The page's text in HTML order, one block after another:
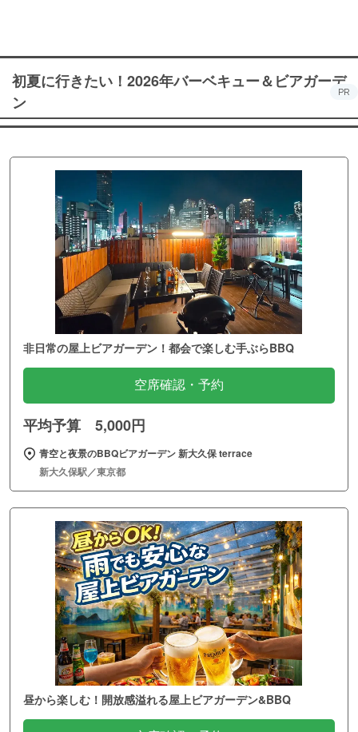
初夏に行きたい！2026年バーベキュー＆ビアガーデ
ン
PR
非日常の屋上ビアガーデン！都会で楽しむ手ぶらBBQ
空席確認・予約
平均予算 5,000円
青空と夜景のBBQビアガーデン 新大久保 terrace
新大久保駅／東京都
昼から楽しむ！開放感溢れる屋上ビアガーデン&BBQ